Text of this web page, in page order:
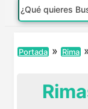
Portada » Rima